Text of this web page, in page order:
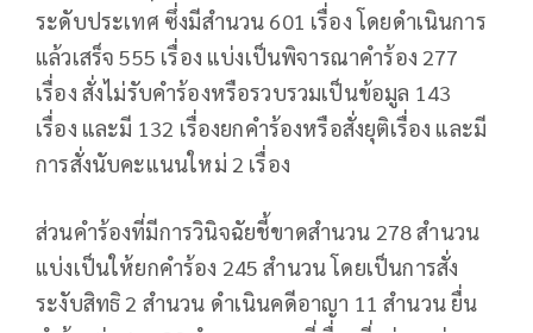
ระดับประเทศ ซึ่งมีสำนวน 601 เรื่อง โดยดำเนินการ
แล้วเสร็จ 555 เรื่อง แบ่งเป็นพิจารณาคำร้อง 277
เรื่อง สั่งไม่รับคำร้องหรือรวบรวมเป็นข้อมูล 143
เรื่อง และมี 132 เรื่องยกคำร้องหรือสั่งยุติเรื่อง และมี
การสั่งนับคะแนนใหม่ 2 เรื่อง
ส่วนคำร้องที่มีการวินิจฉัยชี้ขาดสำนวน 278 สำนวน
แบ่งเป็นให้ยกคำร้อง 245 สำนวน โดยเป็นการสั่ง
ระงับสิทธิ 2 สำนวน ดำเนินคดีอาญา 11 สำนวน ยื่น